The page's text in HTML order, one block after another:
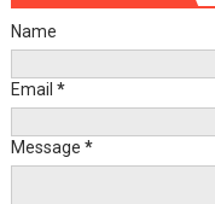
Name
Email *
Message *